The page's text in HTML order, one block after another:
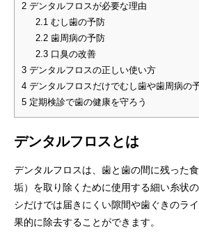
2 デンタルフロスが必要な理由
2.1むし歯の予防
2.2歯周病の予防
2.3口臭の改善
3 デンタルフロスの正しい使い方
4 デンタルフロスだけでむし歯や歯周病の
5 定期検診で歯の健康を守ろう
デンタルフロスとは
デンタルフロスは、歯と歯の間に残った
垢）を取り除くために使用する細い糸状
シだけでは届きにくい隙間や歯ぐきのラ
果的に除去することができます。